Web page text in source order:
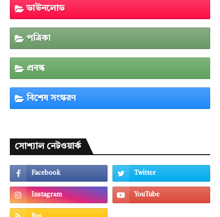
ডাউনলোড
পত্রিকা
প্রবন্ধ
বিশেষ সংস্করণ
সোশ্যাল নেটওয়ার্ক